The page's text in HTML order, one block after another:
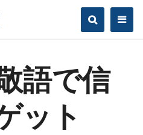
語で信
ット